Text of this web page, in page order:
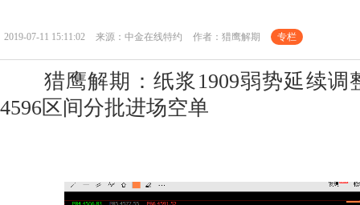
2019-07-11 15:11:02 来源：中金在线特约 作者：猎鹰解期 专栏
猎鹰解期：纸浆1909弱势延续调
4596区间分批进场空单